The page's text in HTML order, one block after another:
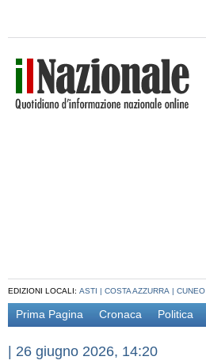
EDIZIONI LOCALI: ASTI | COSTA AZZURRA | CUNEO
Prima Pagina Cronaca Politica
| 26 giugno 2026, 14:20